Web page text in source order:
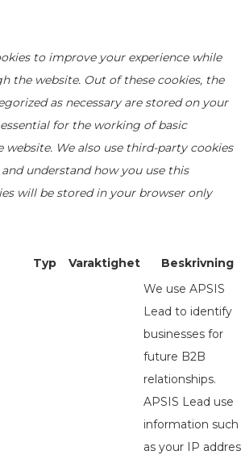
to improve your experience while
the website. Out of these cookies, the
as necessary are stored on your
for the working of basic
We also use third-party cookies
understand how you use this
will be stored in your browser only
Typ Varaktighet Beskrivning
We use APSIS
Lead to identify
businesses for
future B2B
relationships.
APSIS Lead use
information such
as your IP